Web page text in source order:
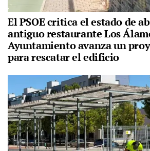
El PSOE critica el estado de
antiguo restaurante Los
Ayuntamiento avanza un
para rescatar el edificio